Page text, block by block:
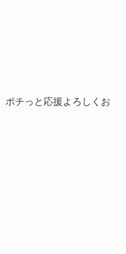
ポチっと応援よろしくお